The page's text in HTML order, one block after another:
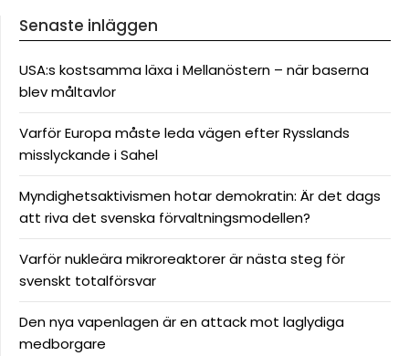
Senaste inläggen
USA:s kostsamma läxa i Mellanöstern – när baserna
blev måltavlor
Varför Europa måste leda vägen efter Rysslands
misslyckande i Sahel
Myndighetsaktivismen hotar demokratin: Är det dags
att riva det svenska förvaltningsmodellen?
Varför nukleära mikroreaktorer är nästa steg för
svenskt totalförsvar
Den nya vapenlagen är en attack mot laglydiga
medborgare